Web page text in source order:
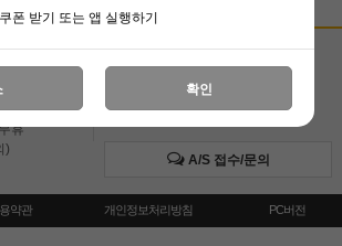
0337
0339
휴
)
입금계좌안내
국민은행 051001-04-100255
A/S 접수/문의
약관 개인정보처리방침 PC버전
폰 받기 또는 앱 실행하기
확인